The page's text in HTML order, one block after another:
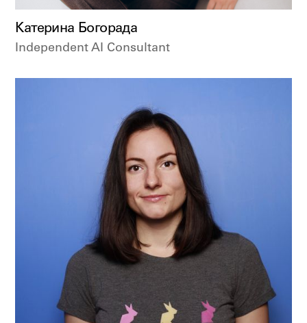
Катерина Богорада
Independent AI Consultant